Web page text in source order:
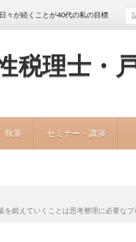
税理士・
執筆 セミナー・講演
ことが40代の私の目標
鍛えていくことは思考整理に必要なプ